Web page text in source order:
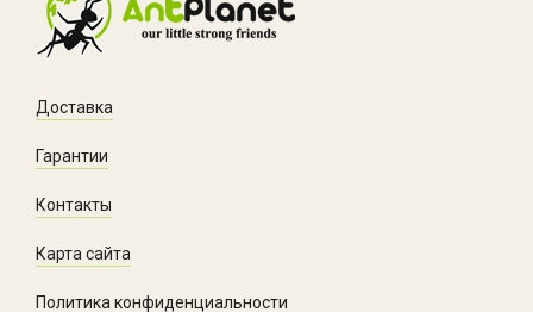
Доставка
Гарантии
Контакты
Карта сайта
Политика конфиденциальности